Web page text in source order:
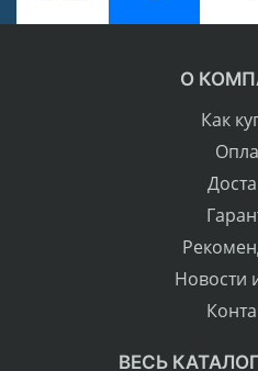
О
Как
Новости
ВЕСЬ КАТАЛОГ